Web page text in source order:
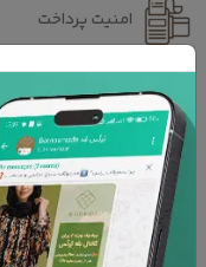
امنیت پرداخت
افزودن به علاقه مندی ها
ورود و ارسال